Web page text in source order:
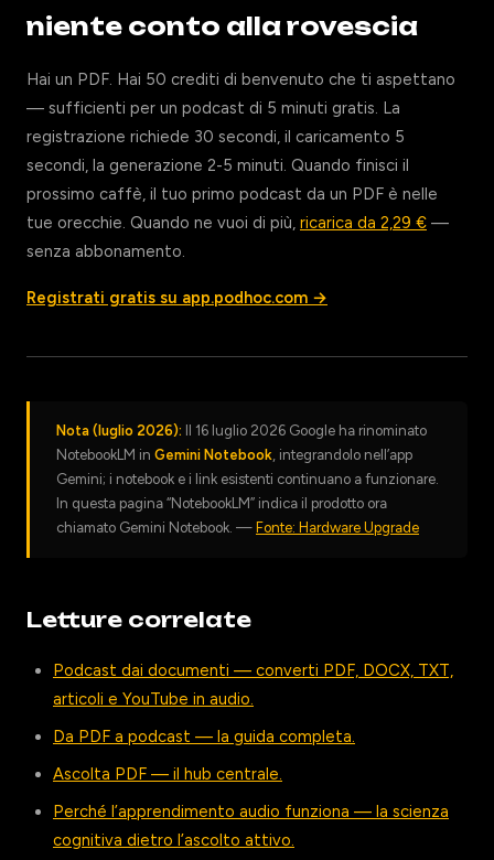
niente conto alla rovescia
Hai un PDF. Hai 50 crediti di benvenuto che ti aspettano
— sufficienti per un podcast di 5 minuti gratis. La
registrazione richiede 30 secondi, il caricamento 5
secondi, la generazione 2-5 minuti. Quando finisci il
prossimo caffè, il tuo primo podcast da un PDF è nelle
tue orecchie. Quando ne vuoi di più, ricarica da 2,29 € —
senza abbonamento.
Registrati gratis su app.podhoc.com →
Nota (luglio 2026): Il 16 luglio 2026 Google ha rinominato
NotebookLM in Gemini Notebook, integrandolo nell’app
Gemini; i notebook e i link esistenti continuano a funzionare.
In questa pagina “NotebookLM” indica il prodotto ora
chiamato Gemini Notebook. — Fonte: Hardware Upgrade
Letture correlate
Podcast dai documenti — converti PDF, DOCX, TXT,
articoli e YouTube in audio.
Da PDF a podcast — la guida completa.
Ascolta PDF — il hub centrale.
Perché l’apprendimento audio funziona — la scienza
cognitiva dietro l’ascolto attivo.